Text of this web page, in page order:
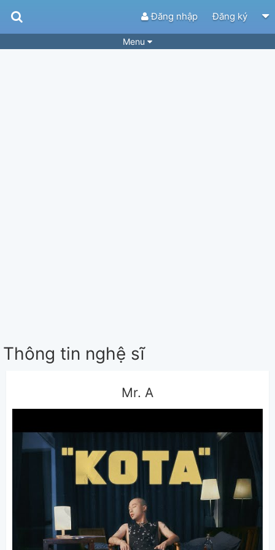
Đăng nhập Đăng ký
Menu
Thông tin nghệ sĩ
Mr. A